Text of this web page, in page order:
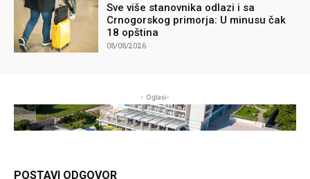
Sve više stanovnika odlazi i sa
Crnogorskog primorja: U minusu čak
18 opština
08/08/2026
- Oglasi-
POSTAVI ODGOVOR